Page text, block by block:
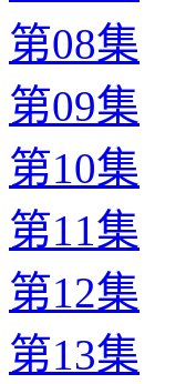
第08集
第09集
第10集
第11集
第12集
第13集